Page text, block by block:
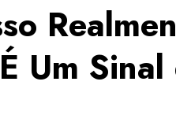
Um Sinal